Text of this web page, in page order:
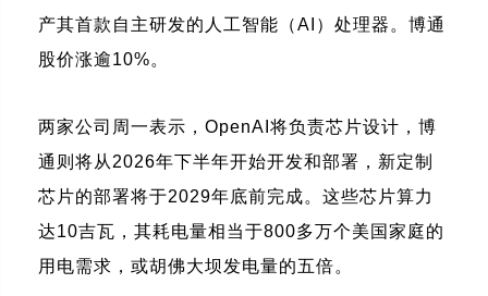
产其首款自主研发的人工智能（AI）处理器。博通
股价涨逾10%。
两家公司周一表示，OpenAI将负责芯片设计，博
通则将从2026年下半年开始开发和部署，新定制
芯片的部署将于2029年底前完成。这些芯片算力
达10吉瓦，其耗电量相当于800多万个美国家庭的
用电需求，或胡佛大坝发电量的五倍。